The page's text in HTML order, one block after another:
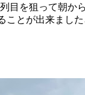
目を狙って朝か
ことが出来ました